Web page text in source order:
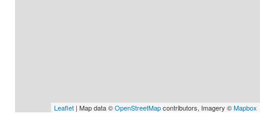
Leaflet | Map data ©OpenStreetMapcontributors, Imagery ©Mapbox